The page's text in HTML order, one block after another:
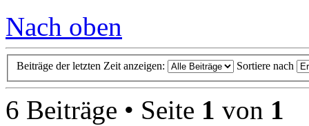
Nach oben
Beiträge der letzten Zeit anzeigen: Sortiere nach
6 Beiträge • Seite 1 von 1